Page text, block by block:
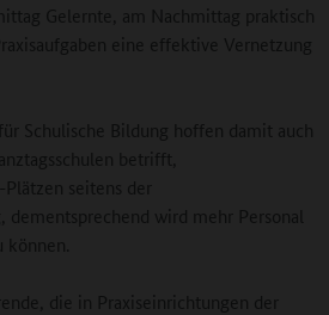
Gelernte, am Nachmittag praktisch
eine effektive Vernetzung
Schulische Bildung hoffen damit auch
betrifft,
seitens der
wird mehr Personal
die in Praxiseinrichtungen der